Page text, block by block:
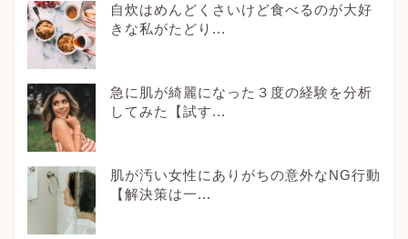
自炊はめんどくさいけど食べるのが大好
きな私がたどり...
急に肌が綺麗になった３度の経験を分析
してみた【試す...
肌が汚い女性にありがちの意外なNG行動
【解決策は一...